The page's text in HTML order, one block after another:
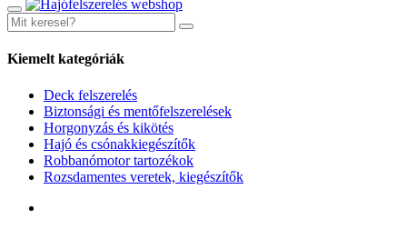
Kiemelt kategóriák
Deck felszerelés
Biztonsági és mentőfelszerelések
Horgonyzás és kikötés
Hajó és csónakkiegészítők
Robbanómotor tartozékok
Rozsdamentes veretek, kiegészítők